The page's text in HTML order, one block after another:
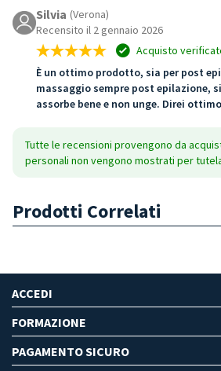
Silvia (Verona)
Recensito il 2 gennaio 2026
Acquisto
È un ottimo prodotto, sia per post
massaggio sempre post epilazione,
assorbe bene e non unge. Direi
Tutte le recensioni provengono da
personali non vengono mostrati per
Prodotti Correlati
ACCEDI
FORMAZIONE
PAGAMENTO SICURO